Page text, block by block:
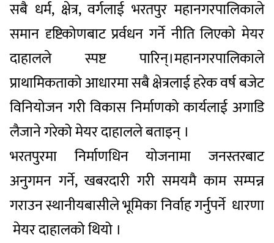
सबै धर्म, क्षेत्र, वर्गलाई भरतपुर महानगरपालिकाले
समान दृष्टिकोणबाट प्रर्वधन गर्ने नीति लिएको मेयर
दाहालले स्पष्ट पारिन्।महानगरपालिकाले
प्राथामिकताको आधारमा सबै क्षेत्रलाई हरेक वर्ष बजेट
विनियोजन गरी विकास निर्माणको कार्यलाई अगाडि
लैजाने गरेको मेयर दाहालले बताइन् ।
भरतपुरमा निर्माणधिन योजनामा जनस्तरबाट
अनुगमन गर्ने, खबरदारी गरी समयमै काम सम्पन्न
गराउन स्थानीयबासीले भूमिका निर्वाह गर्नुपर्ने धारणा
मेयर दाहालको थियो ।